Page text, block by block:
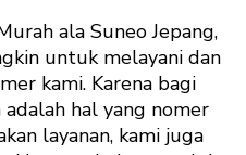
ala Suneo Jepang,
untuk melayani dan
kami. Karena bagi
hal yang nomer
layanan, kami juga